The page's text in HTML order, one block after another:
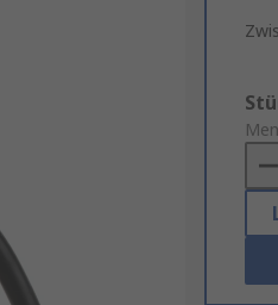
Add
to